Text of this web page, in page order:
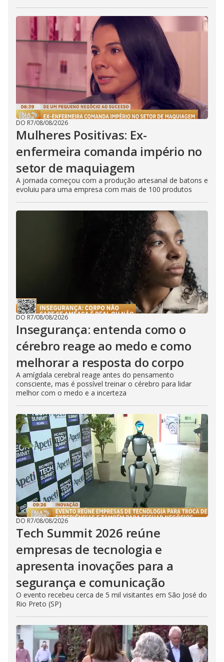
DO R7/08/08/2026
Mulheres Positivas: Ex-
enfermeira comanda império no
setor de maquiagem
A jornada começou com a produção artesanal de batons e
evoluiu para uma empresa com mais de 100 produtos
DO R7/08/08/2026
Insegurança: entenda como o
cérebro reage ao medo e como
melhorar a resposta do corpo
A amígdala cerebral reage antes do pensamento
consciente, mas é possível treinar o cérebro para lidar
melhor com o medo e a incerteza
DO R7/08/08/2026
Tech Summit 2026 reúne
empresas de tecnologia e
apresenta inovações para a
segurança e comunicação
O evento recebeu cerca de 5 mil visitantes em São José do
Rio Preto (SP)